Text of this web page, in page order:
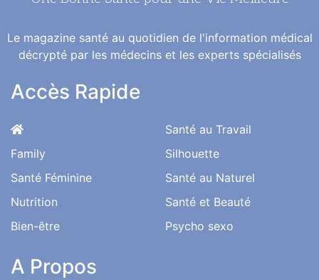
Le magazine santé au quotidien de l'information médical
décrypté par les médecins et les experts spécialisés
Accès Rapide
Family
Santé Féminine
Nutrition
Bien-être
Santé au Travail
Silhouette
Santé au Naturel
Santé et Beauté
Psycho sexo
A Propos